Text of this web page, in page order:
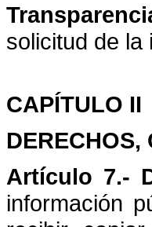
solicitud de la
CAPÍTULO II
Artículo 7.-
información